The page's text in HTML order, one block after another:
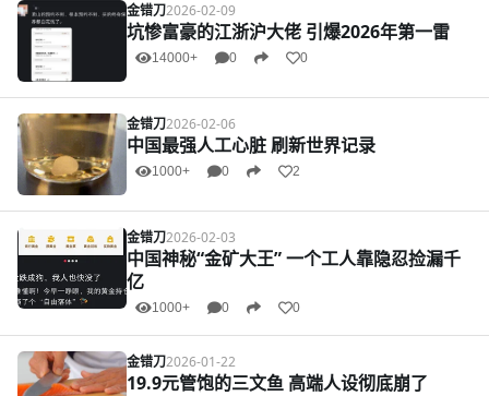
金错刀2026-02-09
坑惨富豪的江浙沪大佬 引爆2026年第一雷
14000+ 0 0
金错刀2026-02-06
中国最强人工心脏 刷新世界记录
1000+ 0 2
金错刀2026-02-03
中国神秘“金矿大王” 一个工人靠隐忍捡漏千
亿
1000+ 0 0
金错刀2026-01-22
19.9元管饱的三文鱼 高端人设彻底崩了